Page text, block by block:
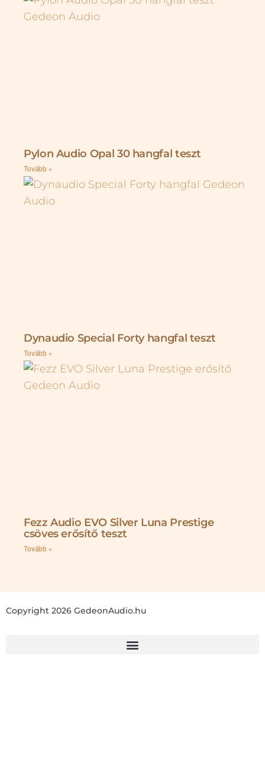
Pylon Audio Opal 30 hangfal teszt
Tovább »
Dynaudio Special Forty hangfal teszt
Tovább »
Fezz Audio EVO Silver Luna Prestige
csöves erősítő teszt
Tovább »
Copyright 2026 GedeonAudio.hu